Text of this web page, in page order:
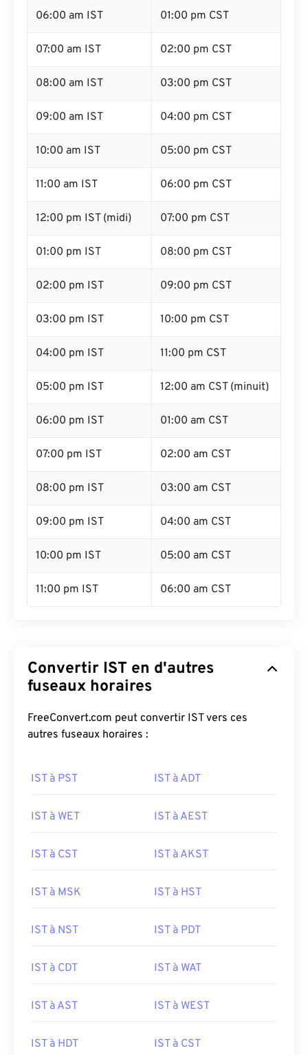
06:00 am IST 01:00 pm CST
07:00 am IST 02:00 pm CST
08:00 am IST 03:00 pm CST
09:00 am IST 04:00 pm CST
10:00 am IST 05:00 pm CST
11:00 am IST 06:00 pm CST
12:00 pm IST (midi) 07:00 pm CST
01:00 pm IST 08:00 pm CST
02:00 pm IST 09:00 pm CST
03:00 pm IST 10:00 pm CST
04:00 pm IST 11:00 pm CST
05:00 pm IST 12:00 am CST (minuit)
06:00 pm IST 01:00 am CST
07:00 pm IST 02:00 am CST
08:00 pm IST 03:00 am CST
09:00 pm IST 04:00 am CST
10:00 pm IST 05:00 am CST
11:00 pm IST 06:00 am CST
Convertir IST en d'autres
fuseaux horaires
FreeConvert.com peut convertir IST vers ces
autres fuseaux horaires :
IST à PST IST à ADT
IST à WET IST à AEST
IST à CST IST à AKST
IST à MSK IST à HST
IST à NST IST à PDT
IST à CDT IST à WAT
IST à AST IST à WEST
IST à HDT IST à CST